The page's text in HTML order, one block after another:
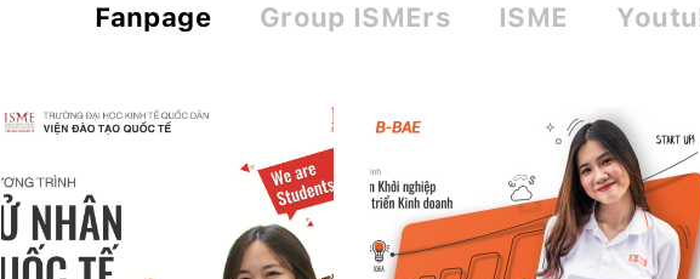
Fanpage Group ISMErs ISME